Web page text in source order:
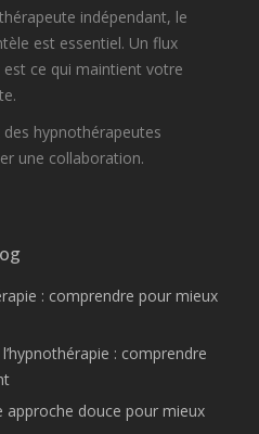
indépendant, le
est essentiel. Un flux
ce qui maintient votre
hypnothérapeutes
une collaboration.
: comprendre pour mieux
: comprendre
approche douce pour mieux